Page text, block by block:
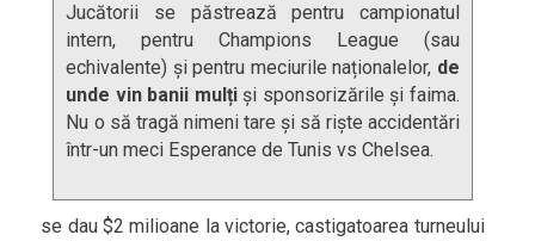
Jucătorii se păstrează pentru campionatul
intern, pentru Champions League (sau
echivalente) și pentru meciurile naționalelor, de
unde vin banii mulțiși sponsorizările și faima.
Nu o să tragă nimeni tare și să riște accidentări
într-un meci Esperance de Tunis vs Chelsea.
se dau $2 milioane la victorie, castigatoarea turneului